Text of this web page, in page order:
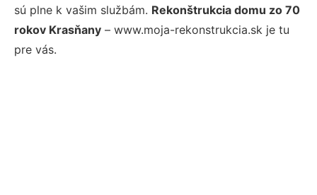
sú plne k vašim službám. Rekonštrukcia domu zo 70
rokov Krasňany – www.moja-rekonstrukcia.sk je tu
pre vás.